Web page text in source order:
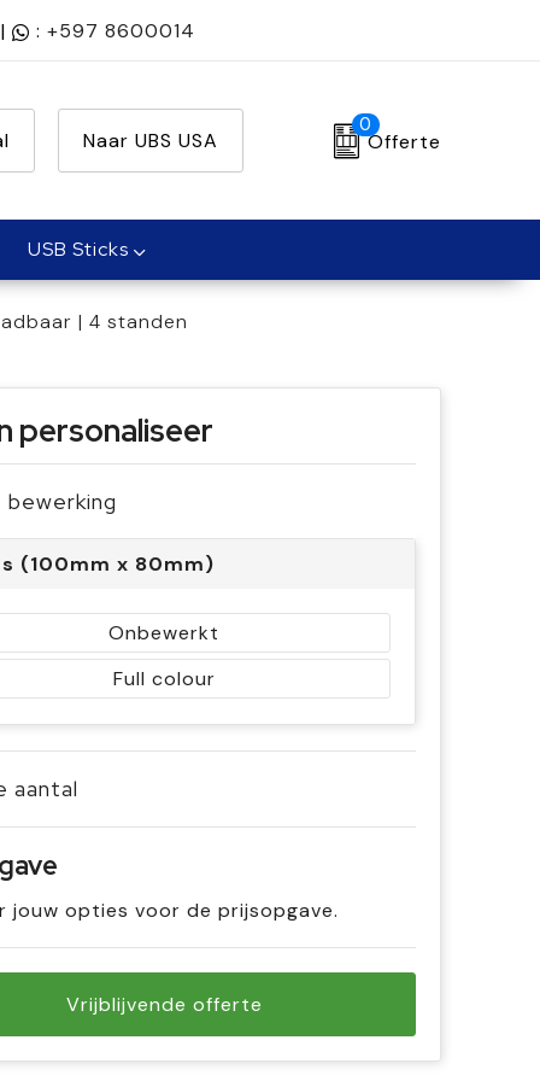
: +597 8600014
Naar UBS USA
0
Offerte
USB Sticks
| 4 standen
personaliseer
bewerking
(100mm x 80mm)
Onbewerkt
Full colour
aantal
jouw opties voor de prijsopgave.
Vrijblijvende offerte